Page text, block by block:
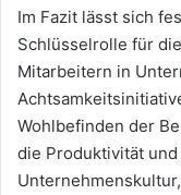
Im Fazit lässt sich
Schlüsselrolle für
Mitarbeitern in
Wohlbefinden der
die Produktivität